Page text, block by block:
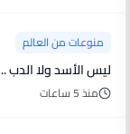
منوعات من العالم
ليس الأسد ولا الدب .. مخلوق واحد يرعب أخطر مفترسات أمريكا
منذ 5 ساعات